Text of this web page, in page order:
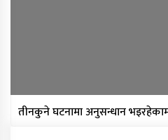
तीनकुने घटनामा अनुसन्धान